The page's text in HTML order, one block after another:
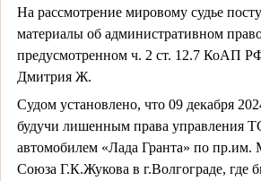
На рассмотрение мировому судье
материалы об административном
предусмотренном ч. 2 ст. 12.7 КоАП
Дмитрия Ж.
Судом установлено, что 09 декабря
будучи лишенным права управления
автомобилем «Лада Гранта» по пр.им.
Союза Г.К.Жукова в г.Волгограде, где